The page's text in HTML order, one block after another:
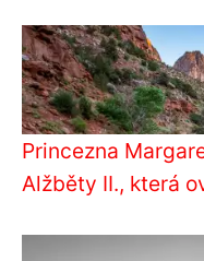
Princezna
Alžběty II., která